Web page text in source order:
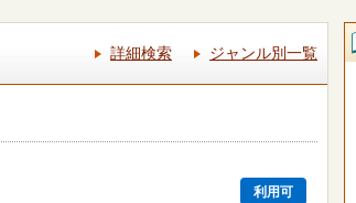
詳細検索 ジャンル別一覧
利用可